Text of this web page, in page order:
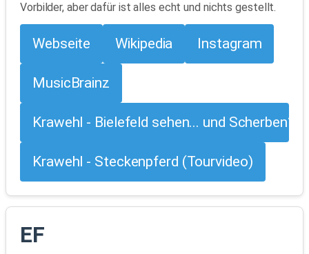
Vorbilder, aber dafür ist alles echt und nichts gestellt.
Webseite Wikipedia Instagram
MusicBrainz
Krawehl - Bielefeld sehen... und Scherben?
Krawehl - Steckenpferd (Tourvideo)
EF